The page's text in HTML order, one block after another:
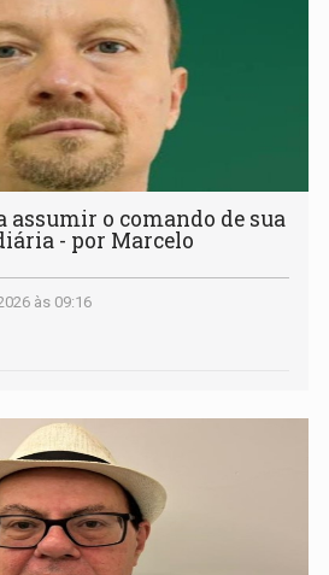
assumir o comando de sua
- por Marcelo
às 09:16